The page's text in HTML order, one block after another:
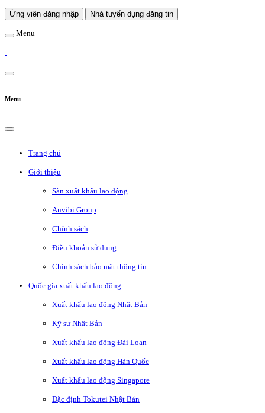
Ứng viên đăng nhập Nhà tuyển dụng đăng tin
Menu
Menu
Trang chủ
Giới thiệu
Sàn xuất khẩu lao động
Anvibi Group
Chính sách
Điều khoản sử dụng
Chính sách bảo mật thông tin
Quốc gia xuất khẩu lao động
Xuất khẩu lao động Nhật Bản
Kỹ sư Nhật Bản
Xuất khẩu lao động Đài Loan
Xuất khẩu lao động Hàn Quốc
Xuất khẩu lao động Singapore
Đặc định Tokutei Nhật Bản